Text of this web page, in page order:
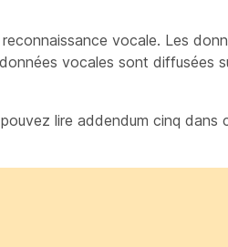
vocale. Les
vocales sont diffusées
lire addendum cinq dans